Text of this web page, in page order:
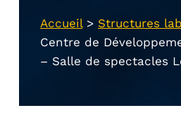
Accueil> Structures
Centre de
– Salle de spectacles